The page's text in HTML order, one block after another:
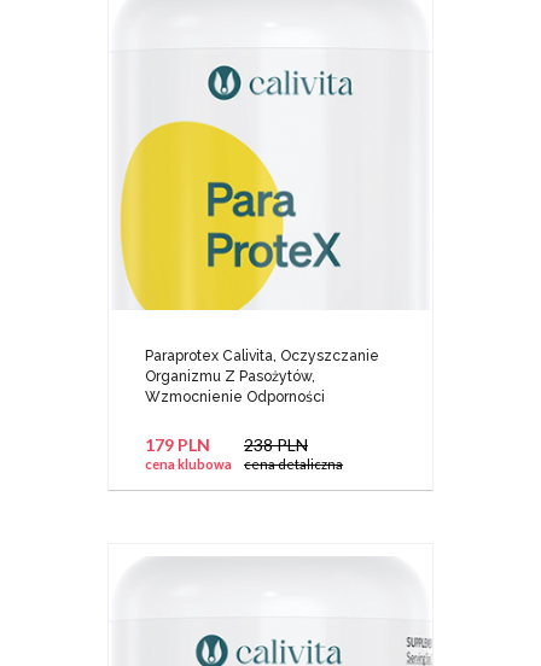
Paraprotex Calivita, Oczyszczanie
Organizmu Z Pasożytów,
Wzmocnienie Odporności
179 PLN
cena klubowa
238 PLN
cena detaliczna